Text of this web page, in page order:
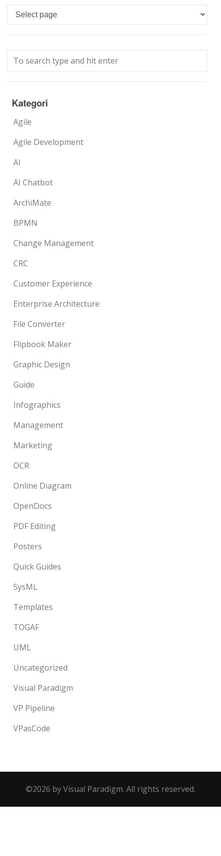
Languages
Kategori
Agile
Agile Development
AI
AI Chatbot
ArchiMate
BPMN
Change Management
CRC
Customer Experience
Enterprise Architecture
File Converter
Flipbook Maker
Graphic Design
Guide
Infographics
Management
Marketing
OCR
Online Diagram
OpenDocs
PDF Editing
Posters
Quick Guides
SysML
Templates
TOGAF
UML
Uncategorized
Visual Paradigm
VP Pipeline
VPasCode
©2026 by Visual Paradigm. All rights reserved.